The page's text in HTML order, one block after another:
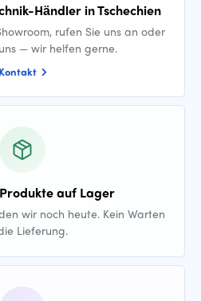
Händler in Tschechien
rufen Sie uns an oder
— wir helfen gerne.
Kontakt
auf Lager
wir noch heute. Kein Warten
Lieferung.